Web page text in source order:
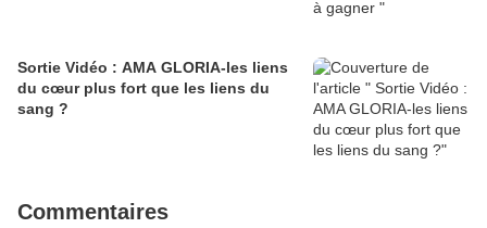
Sortie Vidéo : AMA GLORIA-les liens
du cœur plus fort que les liens du
sang ?
Commentaires